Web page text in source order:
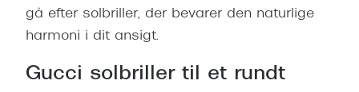
gå efter solbriller, der bevarer den naturlige
harmoni i dit ansigt.
Gucci solbriller til et rundt